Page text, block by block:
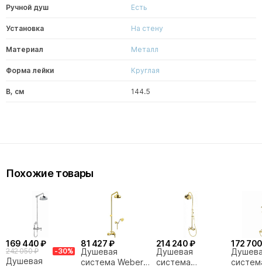
Ручной душ Есть
Установка На стену
Материал Металл
Форма лейки Круглая
В, см 144.5
Похожие товары
169 440 ₽
242 050 ₽ -30%
Душевая
81 427 ₽
Душевая
система Webert
214 240 ₽
Душевая
система
172